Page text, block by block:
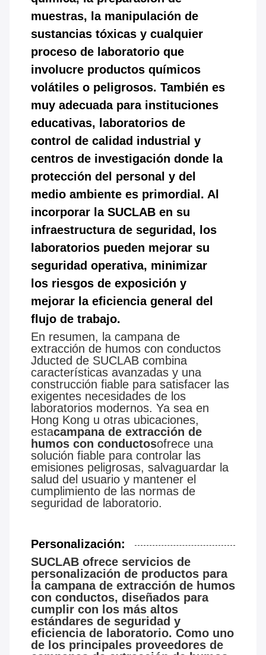
muestras, la manipulación de
sustancias tóxicas y cualquier
proceso de laboratorio que
involucre productos químicos
volátiles o peligrosos. También es
muy adecuada para instituciones
educativas, laboratorios de
control de calidad industrial y
centros de investigación donde la
protección del personal y del
medio ambiente es primordial. Al
incorporar la SUCLAB en su
infraestructura de seguridad, los
laboratorios pueden mejorar su
seguridad operativa, minimizar
los riesgos de exposición y
mejorar la eficiencia general del
flujo de trabajo.
En resumen, la campana de
extracción de humos con conductos
Jducted de SUCLAB combina
características avanzadas y una
construcción fiable para satisfacer las
exigentes necesidades de los
laboratorios modernos. Ya sea en
Hong Kong u otras ubicaciones,
estacampana de extracción de
humos con conductosofrece una
solución fiable para controlar las
emisiones peligrosas, salvaguardar la
salud del usuario y mantener el
cumplimiento de las normas de
seguridad de laboratorio.
Personalización:
SUCLAB ofrece servicios de
personalización de productos para
la campana de extracción de humos
con conductos, diseñados para
cumplir con los más altos
estándares de seguridad y
eficiencia de laboratorio. Como uno
de los principales proveedores de